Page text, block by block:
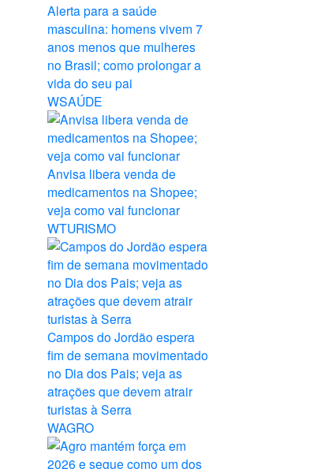
Alerta para a saúde
masculina: homens vivem 7
anos menos que mulheres
no Brasil; como prolongar a
vida do seu pai
WSAÚDE
Anvisa libera venda de
medicamentos na Shopee;
veja como vai funcionar
WTURISMO
Campos do Jordão espera
fim de semana movimentado
no Dia dos Pais; veja as
atrações que devem atrair
turistas à Serra
WAGRO